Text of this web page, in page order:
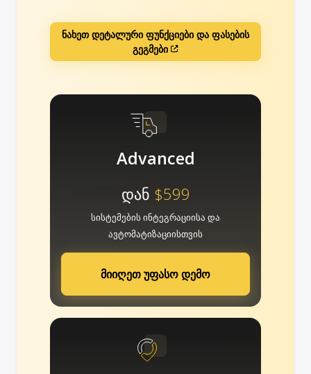
ნახეთ დეტალური ფუნქციები და ფასების
გეგმები
Advanced
დან $599
სისტემების ინტეგრაციისა და
ავტომატიზაციისთვის
მიიღეთ უფასო დემო